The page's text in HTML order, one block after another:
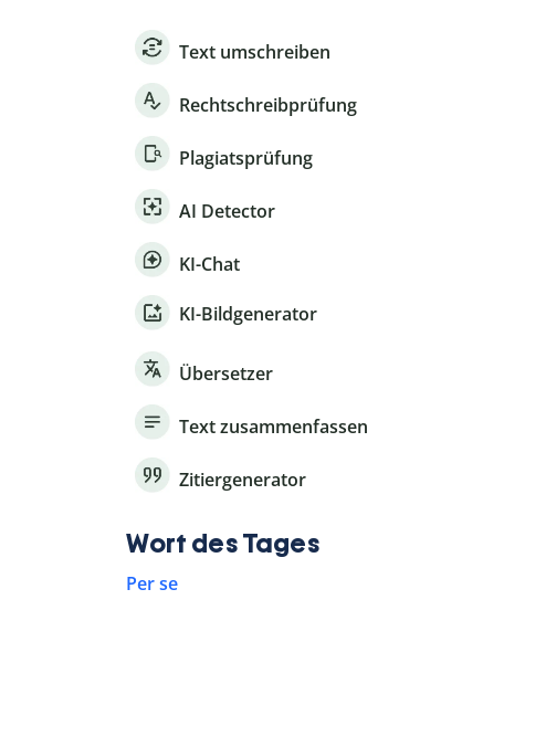
Text umschreiben
Rechtschreibprüfung
Plagiatsprüfung
AI Detector
KI-Chat
KI-Bildgenerator
Übersetzer
Text zusammenfassen
Zitiergenerator
Wort des Tages
Per se